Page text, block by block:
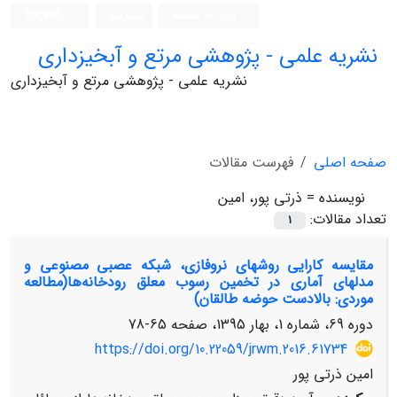
نشریه علمی - پژوهشی مرتع و آبخیزداری
نشریه علمی - پژوهشی مرتع و آبخیزداری
صفحه اصلی
فهرست مقالات
نویسنده = ذرتی پور، امین
تعداد مقالات:
1
مقایسه کارایی روش‏های نروفازی، شبکه عصبی مصنوعی و
مدل‏های آماری در تخمین رسوب معلق رودخانه‌ها(مطالعه
موردی: بالادست حوضه طالقان)
دوره 69، شماره 1، بهار 1395، صفحه
65-78
https://doi.org/10.22059/jrwm.2016.61734
امین ذرتی پور